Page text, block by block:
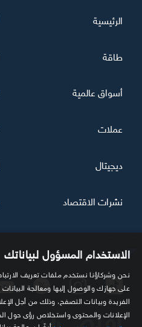
تابعنا
الرئيسية
طاقة
أسواق عالمية
عملات
ديجيتال
نشرات الاقتصاد
الاستخدام المسؤول لبياناتك
نحن وشركاؤنا نستخدم ملفات تعريف
الفريدة وبيانات التصفح، وذلك من أجل
الإعلانات والمحتوى واستخلاص رؤى حول